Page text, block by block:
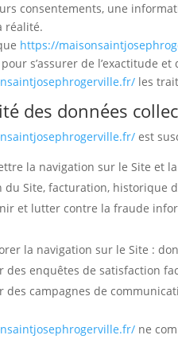
consentements, une
réalité.
https://
s’assurer de l’exactitude
les
des données
est
la navigation sur le Site et
du Site, facturation, historique
et lutter contre la fraude
la navigation sur le Site :
des enquêtes de satisfaction
des campagnes de
ne